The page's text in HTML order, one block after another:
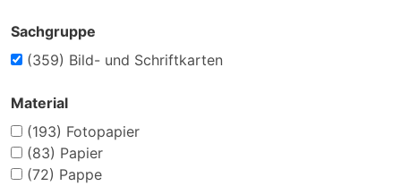
Sachgruppe
(359) Bild- und Schriftkarten
Material
(193) Fotopapier
(83) Papier
(72) Pappe